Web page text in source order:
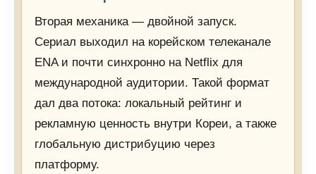
Вторая механика — двойной запуск.
Сериал выходил на корейском телеканале
ENA и почти синхронно на Netflix для
международной аудитории. Такой формат
дал два потока: локальный рейтинг и
рекламную ценность внутри Кореи, а также
глобальную дистрибуцию через
платформу.